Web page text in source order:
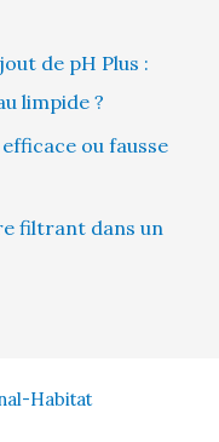
de pH Plus :
limpide ?
ou fausse
filtrant dans un
Habitat